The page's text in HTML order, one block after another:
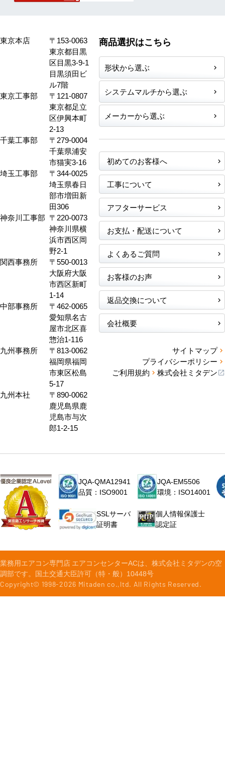
東京本店
〒153-0063
東京都目黒
区目黒3-9-1
目黒須田ビ
ル7階
東京工事部
〒121-0807
東京都足立
区伊興本町
2-13
千葉工事部
〒279-0004
千葉県浦安
市猫実3-16
埼玉工事部
〒344-0025
埼玉県春日
部市増田新
田306
神奈川工事部 〒220-0073
神奈川県横
浜市西区岡
野2-1
関西事務所
〒550-0013
大阪府大阪
市西区新町
1-14
中部事務所
〒462-0065
愛知県名古
屋市北区喜
惣治1-116
九州事務所
〒813-0062
福岡県福岡
市東区松島
5-17
九州本社
〒890-0062
鹿児島県鹿
児島市与次
郎1-2-15
商品選択はこちら
形状から選ぶ
システムマルチから選ぶ
メーカーから選ぶ
初めてのお客様へ
工事について
アフターサービス
お支払・配送について
よくあるご質問
お客様のお声
返品交換について
会社概要
サイトマップ
プライバシーポリシー
ご利用規約
株式会社ミタデン
JQA-QMA12941
品質：ISO9001
JQA-EM5506
環境：ISO14001
SSLサーバ
証明書
個人情報保護士
認定証
業務用エアコン専門店 エアコンセンターACは、株式会社ミタデンの空
調部です。国土交通大臣許可（特・般）10448号
Copyright© 1998-2026 Mitaden co.,ltd. All Rights Reserved.